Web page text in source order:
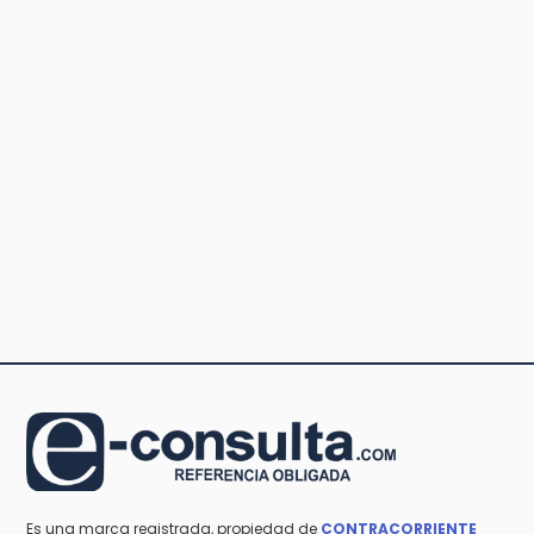
Es una marca registrada, propiedad de CONTRACORRIENTE